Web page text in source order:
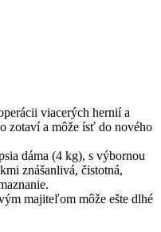
viacerých hernií a
zotaví a môže ísť do nového
dáma (4 kg), s výbornou
znášanlivá, čistotná,
majiteľom môže ešte dlhé